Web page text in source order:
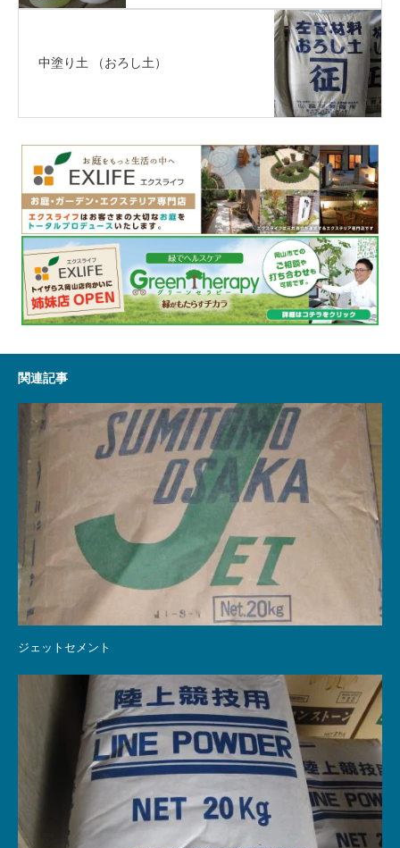
中塗り土 （おろし土）
関連記事
ジェットセメント